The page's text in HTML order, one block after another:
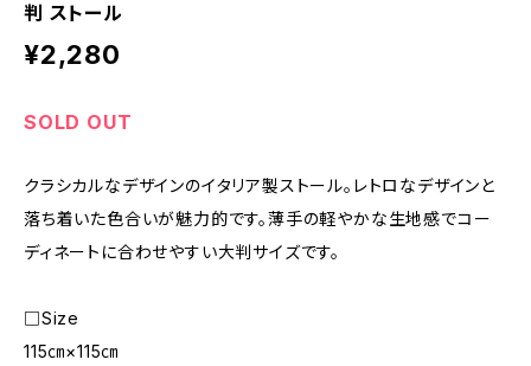
判 ストール
¥2,280
SOLD OUT
クラシカルなデザインのイタリア製ストール。レトロなデザインと
落ち着いた色合いが魅力的です。薄手の軽やかな生地感でコー
ディネートに合わせやすい大判サイズです。
□Size
115㎝×115㎝